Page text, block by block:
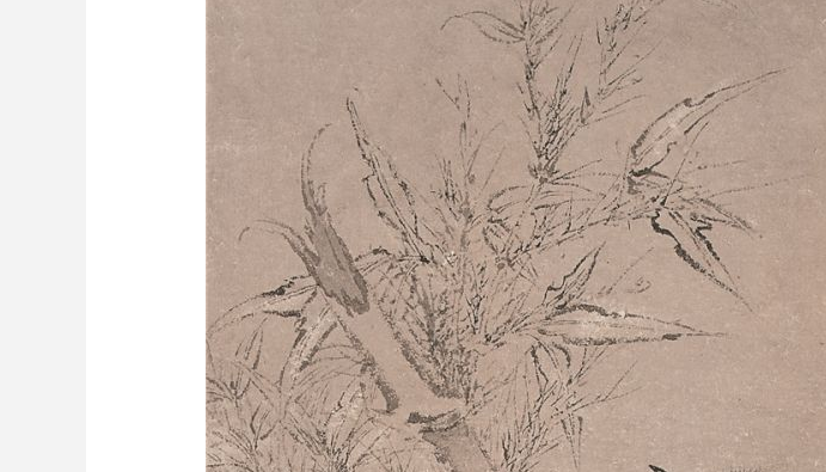
直播 2026年冬奥会 CBA NBA
CCTV奥林匹克频道 生活体育大会 体育江湖 文化体育 冰雪道路
教育 乡村振兴 生态环境 一带一路 央博 非遗
大国保险 云顶对话 云起 超级工厂 智敬中国
CCTV.节目官网 直播 节目单 栏目 片库 热播榜 总台企业白名单